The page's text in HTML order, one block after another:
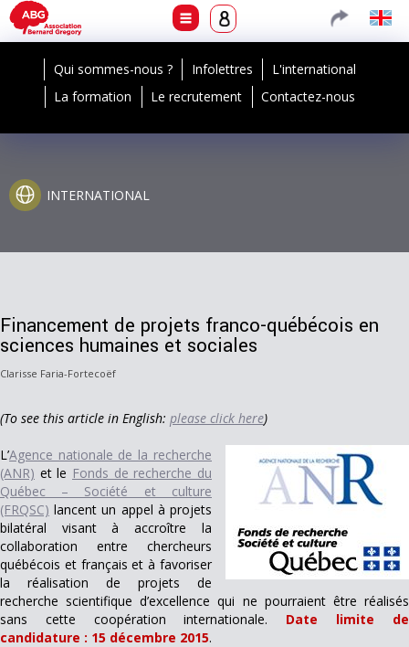
Qui sommes-nous ? Infolettres
L'international
La formation
Le recrutement Contactez-nous
INTERNATIONAL
Financement de projets franco-québécois en
sciences humaines et sociales
Clarisse Faria-Fortecoëf
(To see this article in English: please click here)
L’Agence nationale de la recherche
(ANR) et le Fonds de recherche du
Québec – Société et culture
(FRQSC) lancent un appel à projets
bilatéral visant à accroître la
collaboration entre chercheurs
québécois et français et à favoriser
la réalisation de projets de
recherche scientifique d’excellence qui ne pourraient être réalisés
sans cette coopération internationale. Date limite de
candidature : 15 décembre 2015.